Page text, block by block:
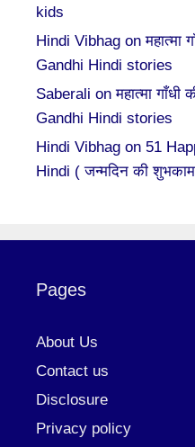
kids
Hindi Vibhag onमहात्मा
Gandhi Hindi stories
Saberali onमहात्मा
Gandhi Hindi stories
Hindi Vibhag on 51
Hindi ( जन्मदिन की
Pages
About Us
Contact us
Disclosure
Privacy policy